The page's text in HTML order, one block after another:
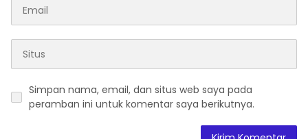
Simpan nama, email, dan situs web saya pada
peramban ini untuk komentar saya berikutnya.